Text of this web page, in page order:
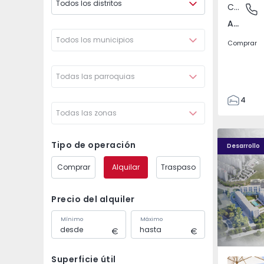
Todos los distritos
Todos los municipios
Todas las parroquias
Todas las zonas
Tipo de operación
Comprar Alquilar Traspaso
Precio del alquiler
Mínimo Máximo
Superficie útil
Casa
Amarante (São Gonçalo), Madalena, Cepelos e Gatão, Porto
Comprar
4
187
382
1493
2
Desarrollo
Élou - 10